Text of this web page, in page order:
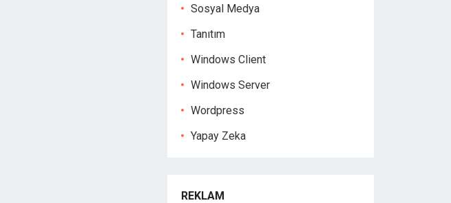
Sosyal Medya
Tanıtım
Windows Client
Windows Server
Wordpress
Yapay Zeka
REKLAM